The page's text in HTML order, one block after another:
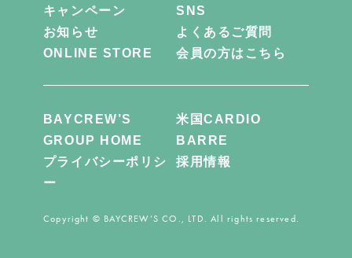
キャンペーン
SNS
お知らせ
よくあるご質問
ONLINE STORE
会員の方はこちら
BAYCREW’S
GROUP HOME
米国CARDIO
BARRE
プライバシーポリシ
ー
採用情報
Copyright © BAYCREW’S CO., LTD. All rights reserved.